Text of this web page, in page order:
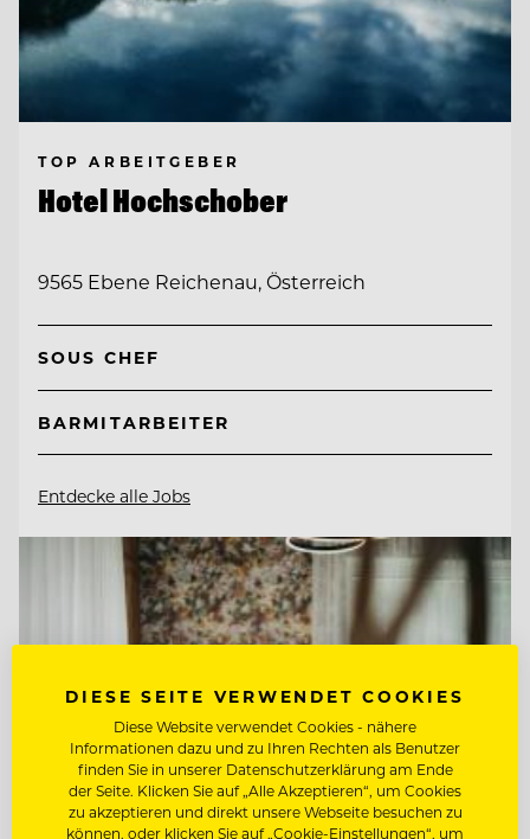
TOP ARBEITGEBER
Hotel Hochschober
9565 Ebene Reichenau, Österreich
SOUS CHEF
BARMITARBEITER
Entdecke alle Jobs
DIESE SEITE VERWENDET COOKIES
Diese Website verwendet Cookies - nähere
Informationen dazu und zu Ihren Rechten als Benutzer
finden Sie in unserer Datenschutzerklärung am Ende
der Seite. Klicken Sie auf „Alle Akzeptieren“, um Cookies
zu akzeptieren und direkt unsere Webseite besuchen zu
können, oder klicken Sie auf „Cookie-Einstellungen“, um